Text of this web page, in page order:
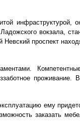
инфраструктурой,
вокзала,
проспект
проживание.
ему
заказать